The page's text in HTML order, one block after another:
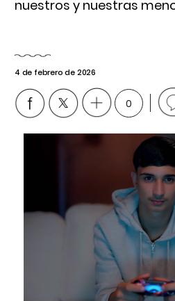
nuestros y nuestras
4 de febrero de 2026
0